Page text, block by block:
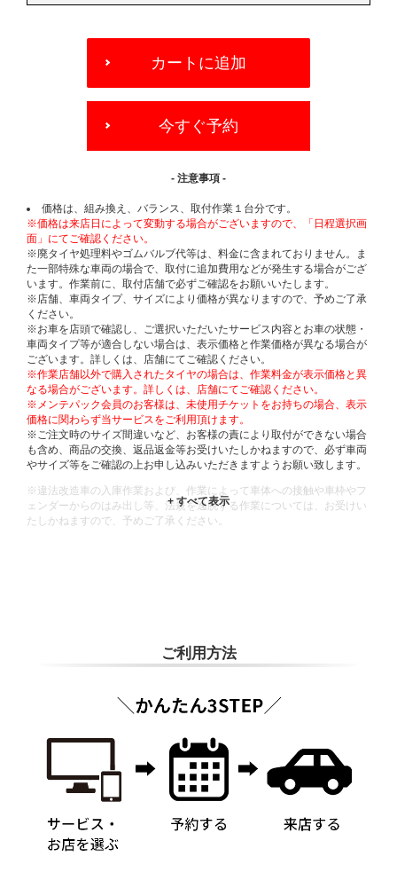
OPTIONS
カートに追加
今すぐ予約
- 注意事項 -
価格は、組み換え、バランス、取付作業１台分です。
※価格は来店日によって変動する場合がございますので、「日程選択画
面」にてご確認ください。
※廃タイヤ処理料やゴムバルブ代等は、料金に含まれておりません。ま
た一部特殊な車両の場合で、取付に追加費用などが発生する場合がござ
います。作業前に、取付店舗で必ずご確認をお願いいたします。
※店舗、車両タイプ、サイズにより価格が異なりますので、予めご了承
ください。
※お車を店頭で確認し、ご選択いただいたサービス内容とお車の状態・
車両タイプ等が適合しない場合は、表示価格と作業価格が異なる場合が
ございます。詳しくは、店舗にてご確認ください。
※作業店舗以外で購入されたタイヤの場合は、作業料金が表示価格と異
なる場合がございます。詳しくは、店舗にてご確認ください。
※メンテパック会員のお客様は、未使用チケットをお持ちの場合、表示
価格に関わらず当サービスをご利用頂けます。
※ご注文時のサイズ間違いなど、お客様の責により取付ができない場合
も含め、商品の交換、返品返金等お受けいたしかねますので、必ず車両
やサイズ等をご確認の上お申し込みいただきますようお願い致します。
※違法改造車の入庫作業および、作業によって車体への接触や車枠やフ
ェンダーからのはみ出し等、法規を逸脱する作業については、お受けい
たしかねますので、予めご了承ください。
ご利用方法